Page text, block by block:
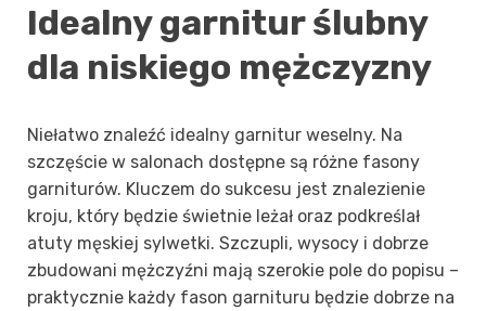
Idealny garnitur ślubny
dla niskiego mężczyzny
Niełatwo znaleźć idealny garnitur weselny. Na
szczęście w salonach dostępne są różne fasony
garniturów. Kluczem do sukcesu jest znalezienie
kroju, który będzie świetnie leżał oraz podkreślał
atuty męskiej sylwetki. Szczupli, wysocy i dobrze
zbudowani mężczyźni mają szerokie pole do popisu –
praktycznie każdy fason garnituru będzie dobrze na